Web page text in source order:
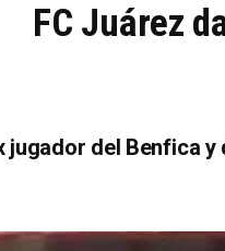
FC Juárez
jugador del Benfica